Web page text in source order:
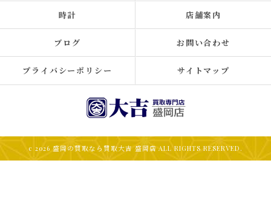
時計 店舗案内
ブログ お問い合わせ
プライバシーポリシー サイトマップ
c 2026 盛岡の買取なら買取大吉 盛岡店 ALL RIGHTS RESERVED.